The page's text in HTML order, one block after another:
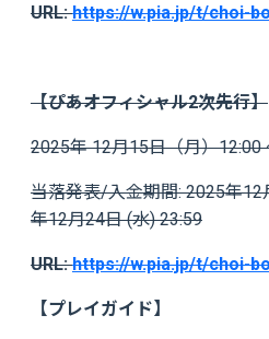
URL: https://w.pia.jp/t/choi-
【ぴあオフィシャル2次先行】
2025年 12月15日（月）12:00
当落発表/入金期間: 2025年
年12月24日 (水) 23:59
URL: https://w.pia.jp/t/choi-
【プレイガイド】